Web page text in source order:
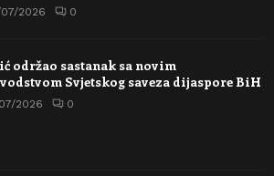
2026 0
održao sastanak sa novim
Svjetskog saveza dijaspore BiH
2026 0